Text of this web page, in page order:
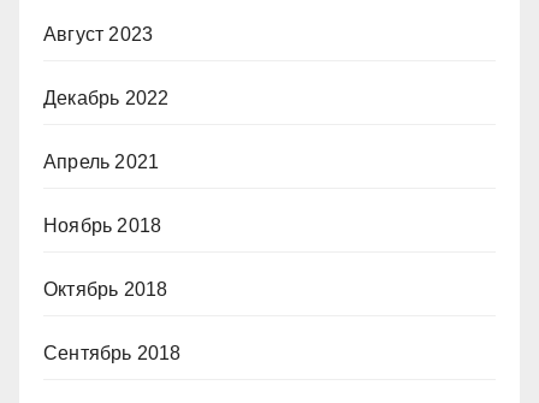
Август 2023
Декабрь 2022
Апрель 2021
Ноябрь 2018
Октябрь 2018
Сентябрь 2018